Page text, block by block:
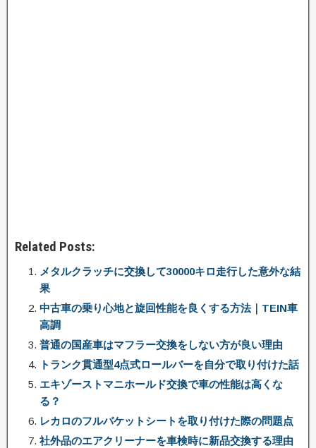
Related Posts:
メタルクラッチに交換して30000キロ走行した意外な結
果
中古車の乗り心地と旋回性能を良くする方法｜TEIN車
高調
普通の国産車はマフラー交換をしない方が良い理由
トランク貫通型4点式ロールバーを自分で取り付けた話
エキゾーストマニホールド交換で車の性能は高くな
る？
レカロのフルバケットシートを取り付けた際の問題点
社外品のエアクリーナーを車検時に新品交換する理由